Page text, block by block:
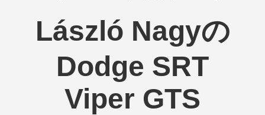
László Nagyの
Dodge SRT
Viper GTS